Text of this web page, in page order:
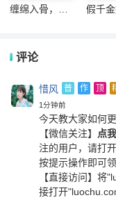
缠绵入骨，首
假千
评论
惜风 普 作 顶
1分钟前
今天教大家如何
【微信关注】 点
注的用户，请打
按提示操作即可领
【直接访问】 将
接打开